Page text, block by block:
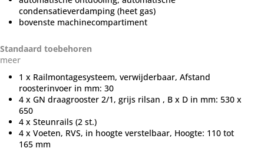
condensatieverdamping (heet gas)
bovenste machinecompartiment
Standaard toebehoren
meer
1 x Railmontagesysteem, verwijderbaar, Afstand
roosterinvoer in mm: 30
4 x GN draagrooster 2/1, grijs rilsan , B x D in mm: 530 x
650
4 x Steunrails (2 st.)
4 x Voeten, RVS, in hoogte verstelbaar, Hoogte: 110 tot
165 mm